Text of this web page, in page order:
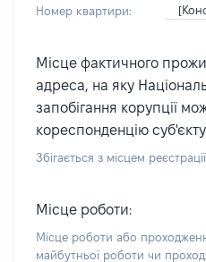
Номер квартири:
Місце фактичного
адреса, на яку
запобігання корупції
кореспонденцію
Збігається з місцем реєстрації
Місце роботи:
Місце роботи або
майбутньої роботи чи